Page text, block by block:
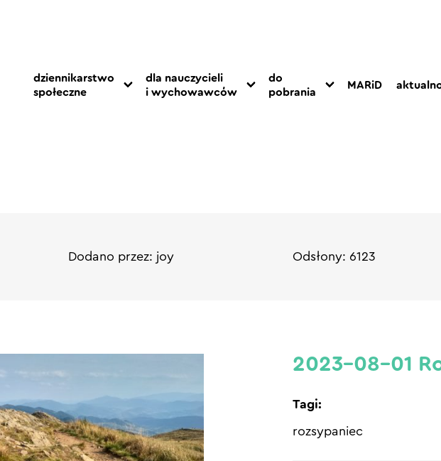
dziennikarstwo
społeczne
dla nauczycieli
i wychowawców
do
pobrania
MARiD
Dodano przez: joy Odsłony: 6123
2023-08-01
Tagi:
rozsypaniec